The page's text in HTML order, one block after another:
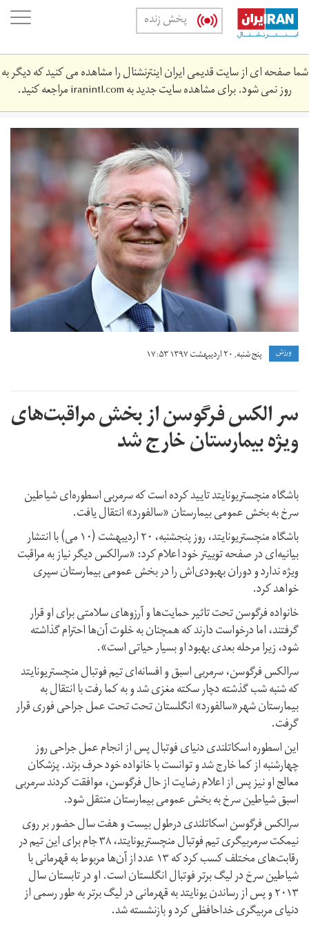
Skip
main
content
پخش زنده
شما صفحه ای از سایت قدیمی ایران اینترنشنال را مشاهده می کنید که دیگر به
روز نمی شود. برای مشاهده سایت جدید بهiranintl.comمراجعه کنید.
sir-
alex-
ferguson-
what-
is-
brain-
haemorrhage-
and-
what-
is-
recovery-
process-
136426897506902601-
180506070014.jpg
ورزش پنج شنبه, ۲۰ اردیبهشت ۱۳۹۷ ۱۷:۵۳
سر الکس فرگوسن از بخش مراقبت‌های
ویژه بیمارستان خارج شد
باشگاه منچستریونایتد تایید کرده است که سرمربی اسطوره‌ای شیاطین
سرخ به بخش عمومی بیمارستان «سالفورد» انتقال یافت.
باشگاه منچستریونایتد، روز پنجشنبه، ۲۰ اردیبهشت (۱۰ می) با انتشار
بیانیه‌ای در صفحه توییتر خود اعلام کرد: «سرالکس دیگر نیاز به مراقبت
ویژه ندارد و دوران بهبودی‌اش را در بخش عمومی بیمارستان سپری
خواهد کرد.
خانواده فرگوسن تحت تاثیر حمایت‌ها و آرزوهای سلامتی برای او قرار
گرفتند، اما درخواست دارند که همچنان به خلوت آن‌ها احترام گذاشته
شود، زیرا مرحله بعدی بهبود او بسیار حیاتی است».
سرالکس فرگوسن، سرمربی اسبق و افسانه‌ای تیم فوتبال منچستریونایتد
که شنبه شب گذشته دچار سکته مغزی شد و به کما رفت با انتقال به
بیمارستان شهر«سالفورد» انگلستان تحت تحت عمل جراحی فوری قرار
گرفت.
این اسطوره اسکاتلندی دنیای فوتبال پس از انجام عمل جراحی روز
چهارشنبه از کما خارج شد و توانست با خانواده خود حرف بزند. پزشکان
معالج او نیز پس از اعلام رضایت از حال فرگوسن، موافقت کردند سرمربی
اسبق شیاطین سرخ به بخش عمومی بیمارستان منتقل شود.
سرالکس فرگوسن اسکاتلندی درطول بیست و هفت سال حضور بر روی
نیمکت سرمربیگری تیم فوتبال منچستریونایتد، ۳۸ جام برای این تیم در
رقابت‌های مختلف کسب کرد که ۱۳ عدد از آن‌ها مربوط به قهرمانی با
شیاطین سرخ در لیگ برتر فوتبال انگلستان است. او در تابستان سال
۲۰۱۳ و پس از رساندن یونایتد به قهرمانی در لیگ برتر به طور رسمی از
دنیای مربیگری خداحافظی کرد و بازنشسته شد.